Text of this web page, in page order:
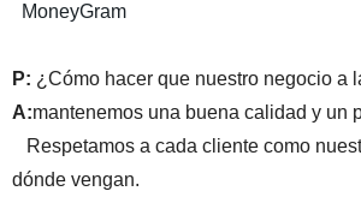
MoneyGram
P: ¿Cómo hacer que nuestro negocio a
A:mantenemos una buena calidad y un
Respetamos a cada cliente como
dónde vengan.